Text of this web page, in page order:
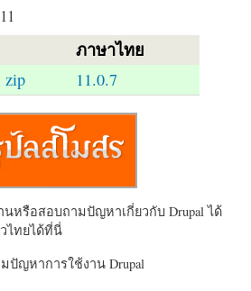
ภาษาไทย
zip 11.0.7
หรือสอบถามปัญหาเกี่ยวกับ Drupal ได้
ไทยได้ที่นี่
ปัญหาการใช้งาน Drupal